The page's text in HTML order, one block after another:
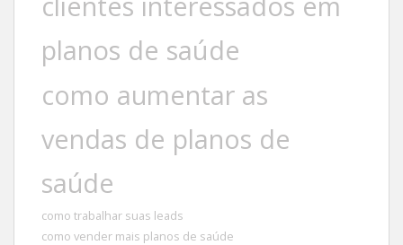
planos de saúde
como aumentar as
vendas de planos de
saúde
como trabalhar suas leads
como vender mais planos de saúde